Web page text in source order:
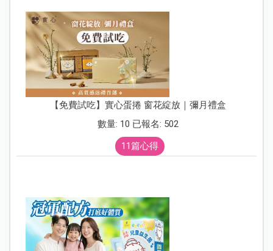
【免費試吃】實心蛋捲 窗花綻放｜彌月禮盒
數量: 10 已報名: 502
11篇心得